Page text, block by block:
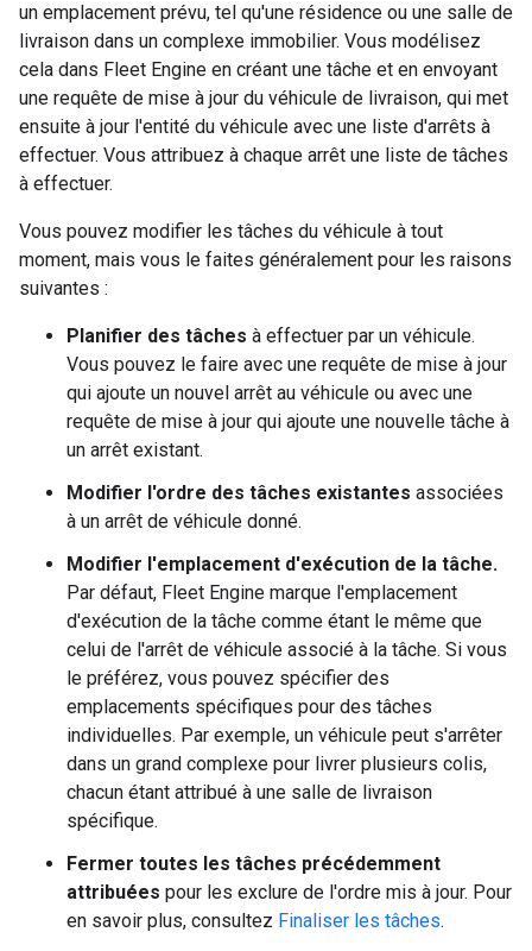
un emplacement prévu, tel qu'une résidence ou une salle de
livraison dans un complexe immobilier. Vous modélisez
cela dans Fleet Engine en créant une tâche et en envoyant
une requête de mise à jour du véhicule de livraison, qui met
ensuite à jour l'entité du véhicule avec une liste d'arrêts à
effectuer. Vous attribuez à chaque arrêt une liste de tâches
à effectuer.
Vous pouvez modifier les tâches du véhicule à tout
moment, mais vous le faites généralement pour les raisons
suivantes :
Planifier des tâches à effectuer par un véhicule.
Vous pouvez le faire avec une requête de mise à jour
qui ajoute un nouvel arrêt au véhicule ou avec une
requête de mise à jour qui ajoute une nouvelle tâche à
un arrêt existant.
Modifier l'ordre des tâches existantes associées
à un arrêt de véhicule donné.
Modifier l'emplacement d'exécution de la tâche.
Par défaut, Fleet Engine marque l'emplacement
d'exécution de la tâche comme étant le même que
celui de l'arrêt de véhicule associé à la tâche. Si vous
le préférez, vous pouvez spécifier des
emplacements spécifiques pour des tâches
individuelles. Par exemple, un véhicule peut s'arrêter
dans un grand complexe pour livrer plusieurs colis,
chacun étant attribué à une salle de livraison
spécifique.
Fermer toutes les tâches précédemment
attribuées pour les exclure de l'ordre mis à jour. Pour
en savoir plus, consultez Finaliser les tâches.